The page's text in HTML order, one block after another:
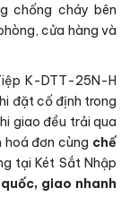
chống cháy bên
cửa hàng và
K-DTT-25N-H
đặt cố định trong
giao đều trải qua
hoá đơn cùng chế
tại Két Sắt Nhập
giao nhanh